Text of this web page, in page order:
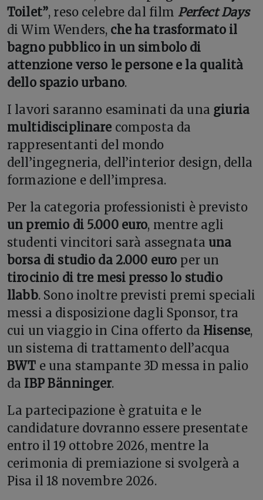
Toilet”, reso celebre dal film Perfect Days
di Wim Wenders, che ha trasformato il
bagno pubblico in un simbolo di
attenzione verso le persone e la qualità
dello spazio urbano.
I lavori saranno esaminati da una giuria
multidisciplinare composta da
rappresentanti del mondo
dell’ingegneria, dell’interior design, della
formazione e dell’impresa.
Per la categoria professionisti è previsto
un premio di 5.000 euro, mentre agli
studenti vincitori sarà assegnata una
borsa di studio da 2.000 euro per un
tirocinio di tre mesi presso lo studio
llabb. Sono inoltre previsti premi speciali
messi a disposizione dagli Sponsor, tra
cui un viaggio in Cina offerto da Hisense,
un sistema di trattamento dell’acqua
BWT e una stampante 3D messa in palio
da IBP Bänninger.
La partecipazione è gratuita e le
candidature dovranno essere presentate
entro il 19 ottobre 2026, mentre la
cerimonia di premiazione si svolgerà a
Pisa il 18 novembre 2026.